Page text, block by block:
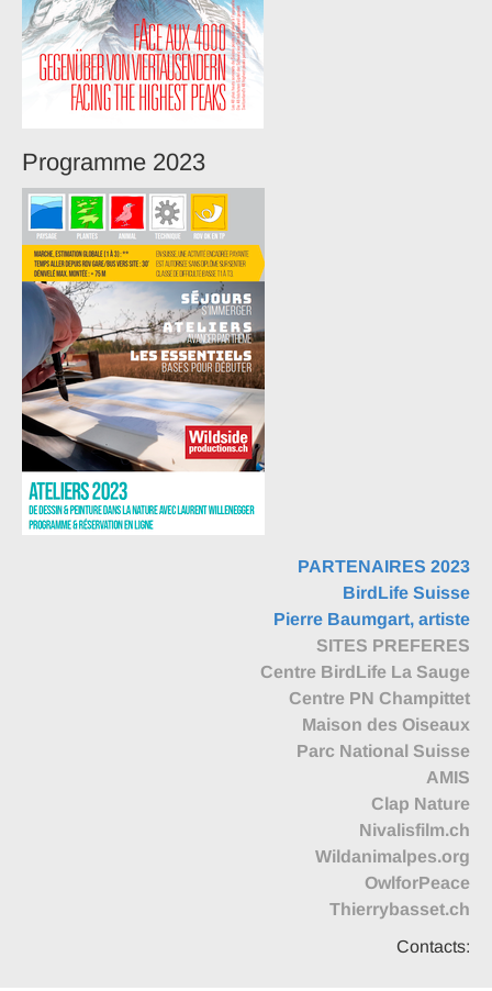
Programme 2023
PARTENAIRES 2023
BirdLife Suisse
Pierre Baumgart, artiste
SITES PREFERES
Centre BirdLife La Sauge
Centre PN Champittet
Maison des Oiseaux
Parc National Suisse
AMIS
Clap Nature
Nivalisfilm.ch
Wildanimalpes.org
OwlforPeace
Thierrybasset.ch
Contacts: